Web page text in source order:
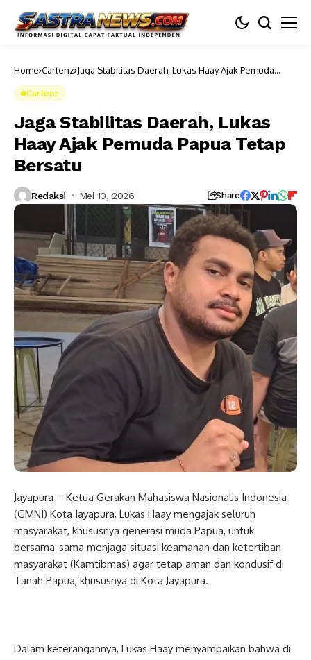
Home Cartenz Jaga Stabilitas Daerah, Lukas Haay Ajak Pemuda
Cartenz
Jaga Stabilitas Daerah, Lukas
Haay Ajak Pemuda Papua Tetap
Bersatu
Redaksi Mei 10, 2026 Share
Jayapura – Ketua Gerakan Mahasiswa Nasionalis Indonesia
(GMNI) Kota Jayapura, Lukas Haay mengajak seluruh
masyarakat, khususnya generasi muda Papua, untuk
bersama-sama menjaga situasi keamanan dan ketertiban
masyarakat (Kamtibmas) agar tetap aman dan kondusif di
Tanah Papua, khususnya di Kota Jayapura.
Dalam keterangannya, Lukas Haay menyampaikan bahwa di